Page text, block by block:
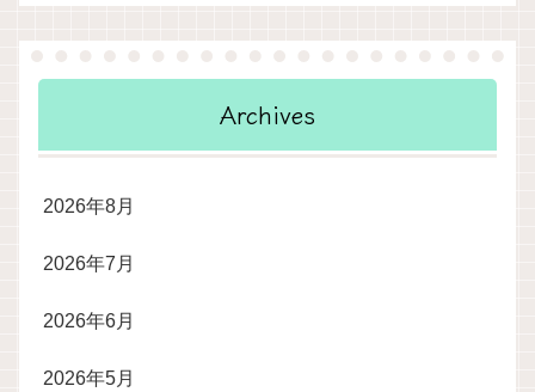
Archives
2026年8月
2026年7月
2026年6月
2026年5月